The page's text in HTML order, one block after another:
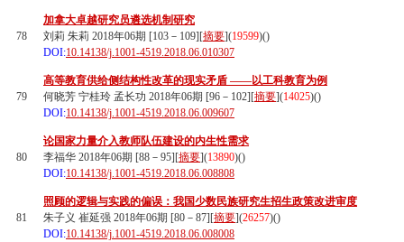
78
加拿大卓越研究员遴选机制研究
刘莉 朱莉 2018年06期 [103－109][摘要](19599)()
DOI:10.14138/j.1001-4519.2018.06.010307
79
高等教育供给侧结构性改革的现实矛盾 ——以工科教育为例
何晓芳 宁桂玲 孟长功 2018年06期 [96－102][摘要](14025)()
DOI:10.14138/j.1001-4519.2018.06.009607
80
论国家力量介入教师队伍建设的内生性需求
李福华 2018年06期 [88－95][摘要](13890)()
DOI:10.14138/j.1001-4519.2018.06.008808
81
照顾的逻辑与实践的偏误：我国少数民族研究生招生政策改进审度
朱子义 崔延强 2018年06期 [80－87][摘要](26257)()
DOI:10.14138/j.1001-4519.2018.06.008008